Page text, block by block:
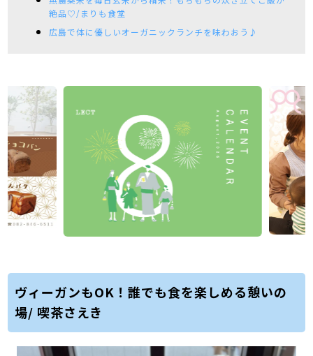
絶品♡/まりも食堂
広島で体に優しいオーガニックランチを味わおう♪
ヴィーガンもOK！誰でも食を楽しめる憩いの
場/ 喫茶さえき